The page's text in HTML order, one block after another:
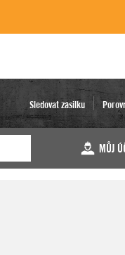
Sledovat zásilku
MŮJ